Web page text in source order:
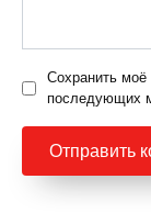
Сохранить
последующих